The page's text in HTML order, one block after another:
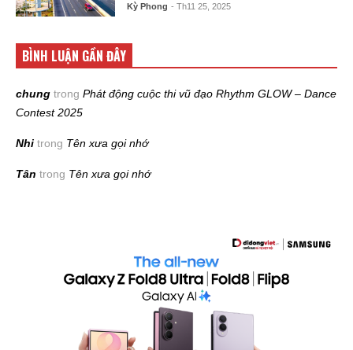
Kỳ Phong - Th11 25, 2025
BÌNH LUẬN GẦN ĐÂY
chung trong Phát động cuộc thi vũ đạo Rhythm GLOW – Dance
Contest 2025
Nhi trong Tên xưa gọi nhớ
Tân trong Tên xưa gọi nhớ